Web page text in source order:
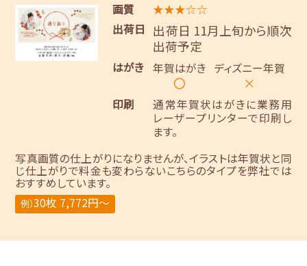
画質
★★★☆☆
出荷日
出荷日 11月上旬から順次
出荷予定
はがき 年賀はがき
〇
ディズニー年賀
×
印刷
通常年賀状はがきに業務用
レーザープリンターで印刷し
ます。
写真画質の仕上がりになりませんが、イラストは年賀状と同
じ仕上がりで料金も変わらないこちらのタイプを弊社では
おすすめしています。
例）30枚 7,772円～